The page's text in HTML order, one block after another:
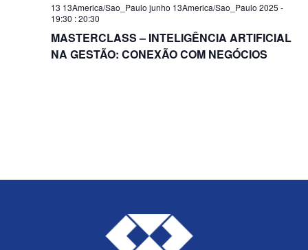
13 13America/Sao_Paulo junho 13America/Sao_Paulo 2025 -
19:30 :20:30
MASTERCLASS – INTELIGÊNCIA ARTIFICIAL
NA GESTÃO: CONEXÃO COM NEGÓCIOS